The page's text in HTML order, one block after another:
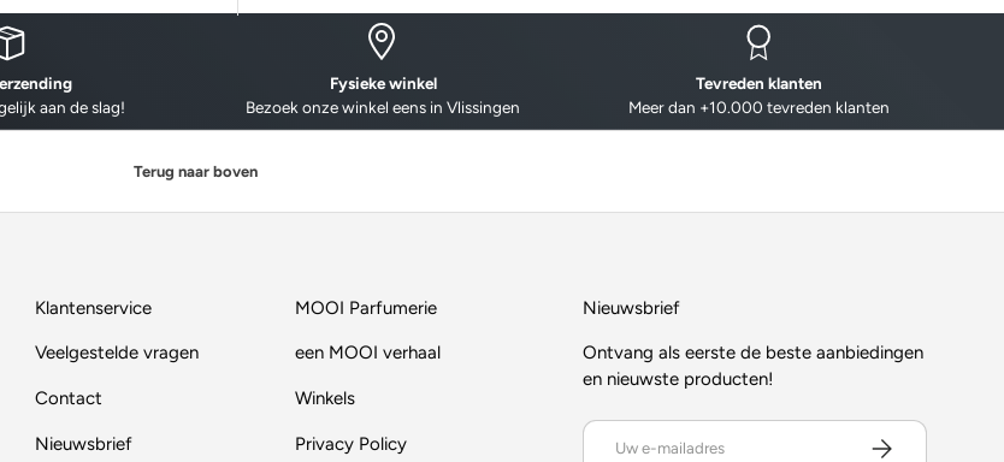
aan de slag!
Fysieke winkel
Bezoek onze winkel eens in Vlissingen
Tevreden klanten
Meer dan +10.000 tevreden klanten
Terug naar boven
Klantenservice
Veelgestelde vragen
Contact
Nieuwsbrief
MOOI Parfumerie
een MOOI verhaal
Winkels
Privacy Policy
Nieuwsbrief
Ontvang als eerste de beste aanbiedingen
en nieuwste producten!
E-mailadres
ABONNEER